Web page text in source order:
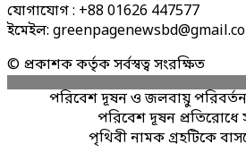
যোগাযোগ : +88 01626 447577
ইমেইল:
© প্রকাশক কর্তৃক সর্বস্বত্ব সংরক্ষিত
পরিবেশ দূষন ও জলবায়ু
পরিবেশ দূষন প্রতিরোধে
পৃথিবী নামক গ্রহটিকে